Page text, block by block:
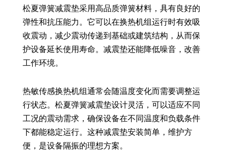
松夏弹簧减震垫采用高品质弹簧材料，具有良好的
弹性和抗压能力。它可以在换热机组运行时有效吸
收震动，减少震动传递到基础或建筑结构，从而保
护设备延长使用寿命。减震垫还能降低噪音，改善
工作环境。
热敏传感换热机组通常会随温度变化而需要调整运
行状态。松夏弹簧减震垫设计灵活，可以适应不同
工况的震动需求，确保设备在不同温度和负载条件
下都能稳定运行。这种减震垫安装简单，维护方
便，是设备隔振的理想方案。